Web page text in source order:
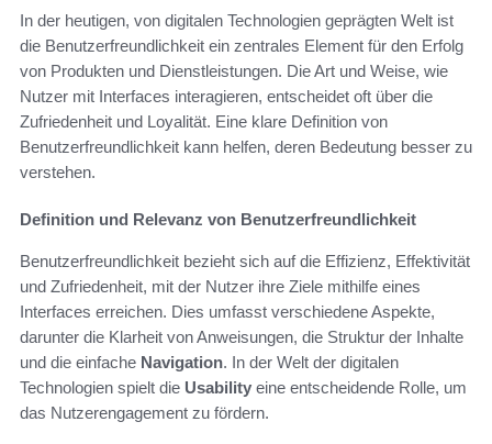
In der heutigen, von digitalen Technologien geprägten Welt ist
die Benutzerfreundlichkeit ein zentrales Element für den Erfolg
von Produkten und Dienstleistungen. Die Art und Weise, wie
Nutzer mit Interfaces interagieren, entscheidet oft über die
Zufriedenheit und Loyalität. Eine klare Definition von
Benutzerfreundlichkeit kann helfen, deren Bedeutung besser zu
verstehen.
Definition und Relevanz von Benutzerfreundlichkeit
Benutzerfreundlichkeit bezieht sich auf die Effizienz, Effektivität
und Zufriedenheit, mit der Nutzer ihre Ziele mithilfe eines
Interfaces erreichen. Dies umfasst verschiedene Aspekte,
darunter die Klarheit von Anweisungen, die Struktur der Inhalte
und die einfache Navigation. In der Welt der digitalen
Technologien spielt die Usability eine entscheidende Rolle, um
das Nutzerengagement zu fördern.